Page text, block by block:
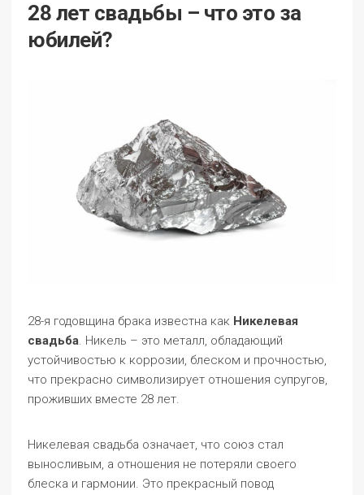
28 лет свадьбы – что это за
юбилей?
28-я годовщина брака известна как Никелевая
свадьба. Никель – это металл, обладающий
устойчивостью к коррозии, блеском и прочностью,
что прекрасно символизирует отношения супругов,
проживших вместе 28 лет.
Никелевая свадьба означает, что союз стал
выносливым, а отношения не потеряли своего
блеска и гармонии. Это прекрасный повод